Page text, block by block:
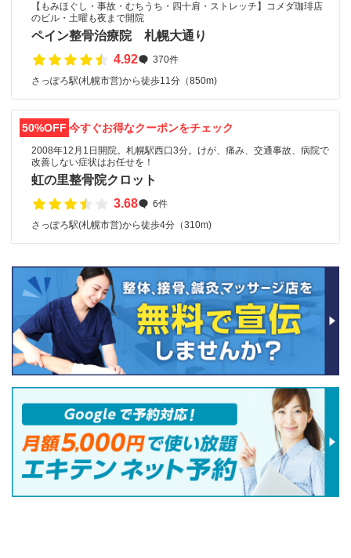
【もみほぐし・事故・むちうち・四十肩・ストレッチ】コメダ珈琲店
のビル・土曜も夜まで開院
ペイン整骨治療院 札幌大通り
4.92
370件
さっぽろ駅(札幌市営)から徒歩11分（850m)
50%OFF 今すぐお得なクーポンをチェック
2008年12月1日開院。札幌駅西口3分。けが、痛み、交通事故、病院で
改善しない症状はお任せを！
虹の里整骨院クロット
3.68
6件
さっぽろ駅(札幌市営)から徒歩4分（310m)